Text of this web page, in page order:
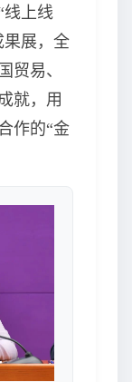
线上线
果展，全
贸易、
就，用
作的“金